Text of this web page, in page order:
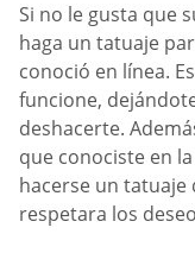
Si no le gusta que
haga un tatuaje
conoció en línea.
funcione,
deshacerte.
que conociste en
hacerse un tatuaje
respetara los